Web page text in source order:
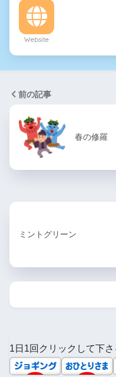
Website
前の記事
春の修羅
ミントグリーン
1日1回クリックして下